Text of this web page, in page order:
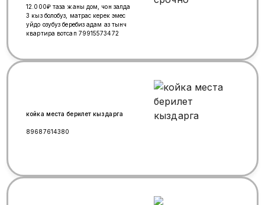
12.000₽ таза жаны дом, чон залда
3 кыз болобуз, матрас керек эмес
уйдо озубуз беребиз адам аз тынч
квартира вотсап 79915573472
койка места берилет кыздарга
89687614380